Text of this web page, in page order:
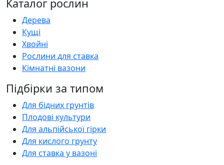
Каталог рослин
Дерева
Кущі
Хвойні
Рослини для ставка
Кімнатні вазони
Підбірки за типом
Для бідних грунтів
Плодові культури
Для альпійської гірки
Для кислого грунту
Для ставка у вазоні